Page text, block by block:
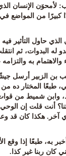
لأمحوَن الإنسان
كبيرًا من المواضع في
الذي حاول التأثير
له البدوات، ثم
به
الزبير أرسل جيشًا
طبعًا المختار ده
وابن شميط من
أنت قلت إن
آخر .هكذا كان قد
طبعًا إذا وقع
كان ربنا غير كذا .